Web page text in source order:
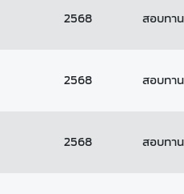
2568 สอบทาน
2568 สอบทาน
2568 สอบทาน